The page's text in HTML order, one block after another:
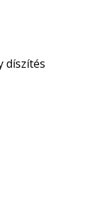
díszítés